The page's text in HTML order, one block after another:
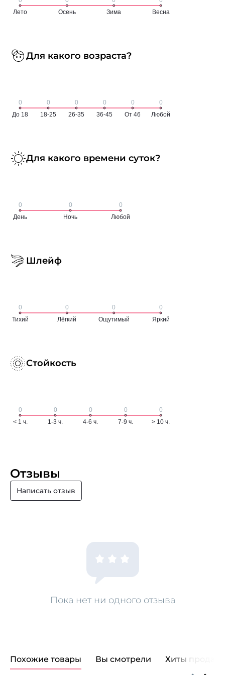
Для какого возраста?
Для какого времени суток?
Шлейф
Стойкость
Отзывы
Написать отзыв
Пока нет ни одного отзыва
Похожие товары Вы смотрели Хиты продаж